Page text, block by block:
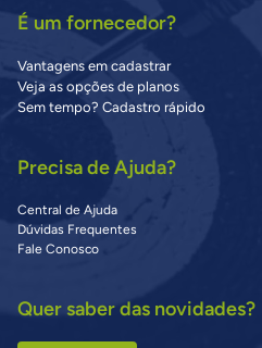
É um fornecedor?
Vantagens em cadastrar
Veja as opções de planos
Sem tempo? Cadastro rápido
Precisa de Ajuda?
Central de Ajuda
Dúvidas Frequentes
Fale Conosco
Quer saber das novidades?